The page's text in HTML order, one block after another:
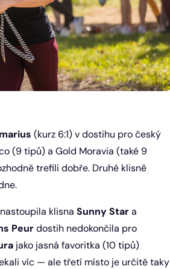
(kurz 6:1) v dostihu pro český
(9 tipů) a Gold Moravia (také 9
trefili dobře. Druhé klisně
nastoupila klisna Sunny Stara
Peurdostih nedokončila pro
jako jasná favoritka (10 tipů)
víc — ale třetí místo je určitě taky